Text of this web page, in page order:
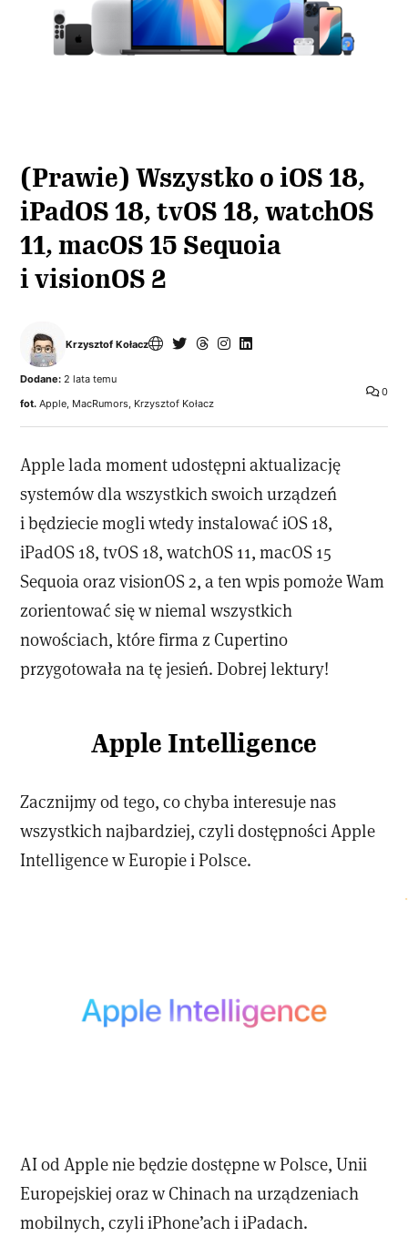
(Prawie) Wszystko o iOS 18,
iPadOS 18, tvOS 18, watchOS
11, macOS 15 Sequoia
i visionOS 2
Krzysztof Kołacz
0
Dodane: 2 lata temu
fot. Apple, MacRumors, Krzysztof Kołacz
Apple lada moment udostępni aktualizację
systemów dla wszystkich swoich urządzeń
i będziecie mogli wtedy instalować iOS 18,
iPadOS 18, tvOS 18, watchOS 11, macOS 15
Sequoia oraz visionOS 2, a ten wpis pomoże Wam
zorientować się w niemal wszystkich
nowościach, które firma z Cupertino
przygotowała na tę jesień. Dobrej lektury!
Apple Intelligence
Zacznijmy od tego, co chyba interesuje nas
wszystkich najbardziej, czyli dostępności Apple
Intelligence w Europie i Polsce.
AI od Apple nie będzie dostępne w Polsce, Unii
Europejskiej oraz w Chinach na urządzeniach
mobilnych, czyli iPhone’ach i iPadach.